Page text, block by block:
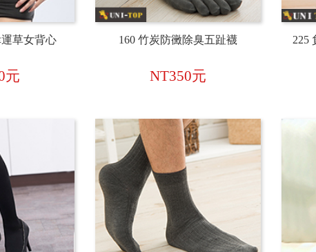
草女背心
元
160 竹炭防黴除臭五趾襪
NT350元
225